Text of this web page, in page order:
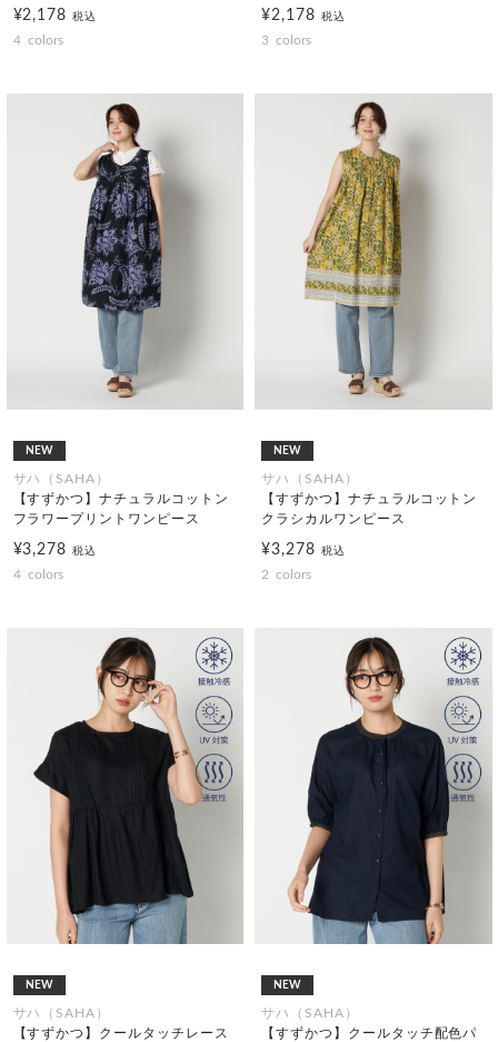
¥2,178税込
4 colors
¥2,178 税込
3 colors
NEW
サハ（SAHA）
【すずかつ】ナチュラルコットン
フラワープリントワンピース
¥3,278税込
4 colors
NEW
サハ（SAHA）
【すずかつ】ナチュラルコットン
クラシカルワンピース
¥3,278 税込
2 colors
NEW
サハ（SAHA）
【すずかつ】クールタッチレース
NEW
サハ（SAHA）
【すずかつ】クールタッチ配色パ